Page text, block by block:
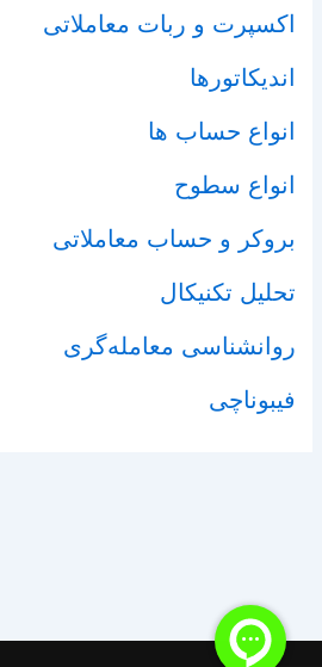
اکسپرت و ربات معاملاتی
اندیکاتورها
انواع حساب ها
انواع سطوح
بروکر و حساب معاملاتی
تحلیل تکنیکال
روانشناسی معامله‌گری
فیبوناچی